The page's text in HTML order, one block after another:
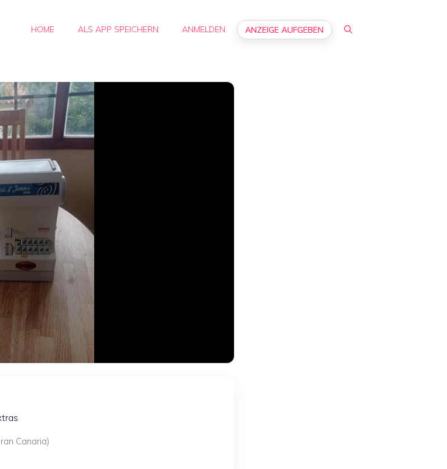
HOME ALS APP SPEICHERN ANMELDEN ANZEIGE AUFGEBEN
Canaria)